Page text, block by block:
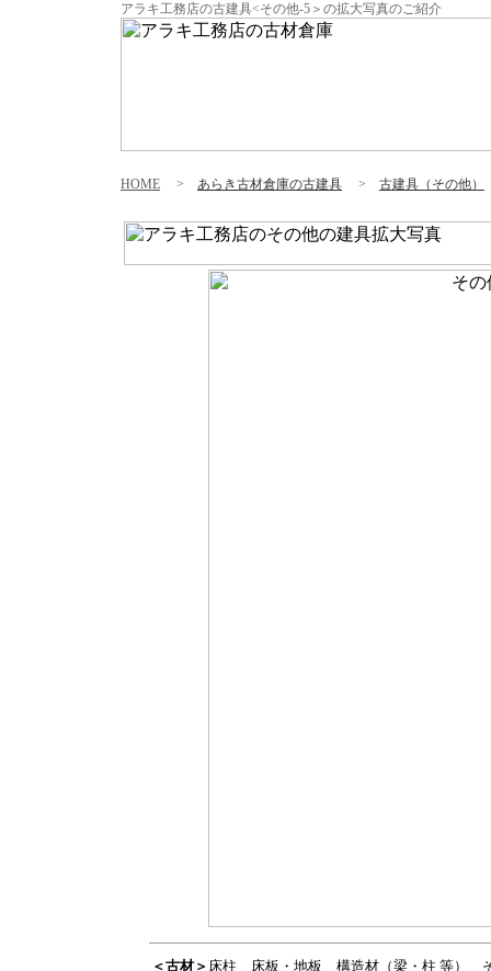
アラキ工務店の古建具<その他-5＞の拡大写真のご紹介
HOME > あらき古材倉庫の古建具 > 古建具（その他）
＜古材＞ 床柱 床板・地板 構造材（梁・柱 等）